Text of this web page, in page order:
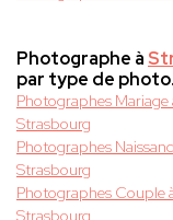
Photographe à
par type de photo.
Photographes Mariage
Strasbourg
Photographes
Strasbourg
Photographes Couple
Strasbourg